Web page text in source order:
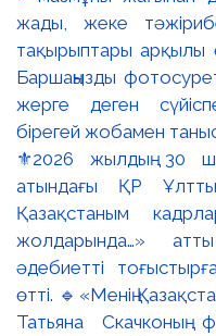
⚜️2026 жылдың 30
атындағы ҚР
Қазақстаным
жолдарында…»
әдебиетті
өтті. 🔹«Менің
Татьяна Скачконың